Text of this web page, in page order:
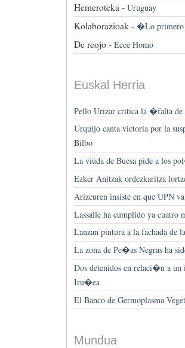
Hemeroteka - Uruguay
Kolaborazioak - �Lo primero
De reojo - Ecce Homo
Euskal Herria
Pello Urizar critica la �falta de
Urquijo canta victoria por la
Bilbo
La viuda de Buesa pide a los
Ezker Anitzak ordezkaritza
Arizcuren insiste en que UPN
Lassalle ha cumplido ya cuatro
Lanzan pintura a la fachada de
La zona de Pe�as Negras ha
Dos detenidos en relaci�n a un
Iru�ea
El Banco de Germoplasma
Mundua